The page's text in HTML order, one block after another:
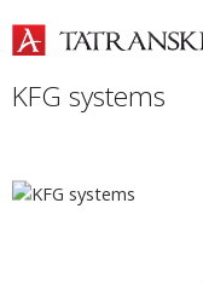
KFG systems